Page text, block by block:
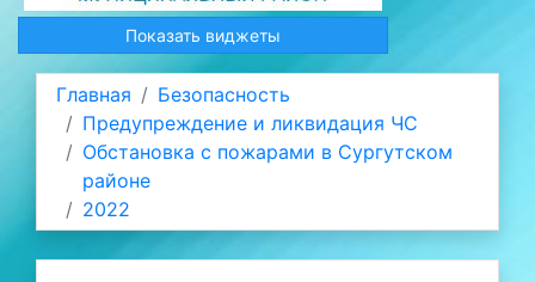
Показать виджеты
Главная
Безопасность
Предупреждение и ликвидация ЧС
Обстановка с пожарами в Сургутском
районе
2022